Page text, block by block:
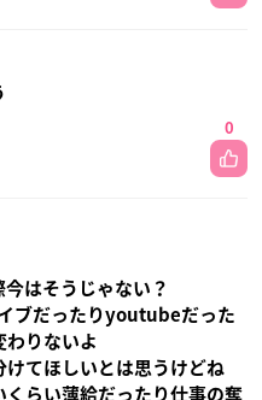
0
はそうじゃない？
ブだったりyoutubeだった
わりないよ
てほしいとは思うけどね
らい薄給だったり仕事の奪